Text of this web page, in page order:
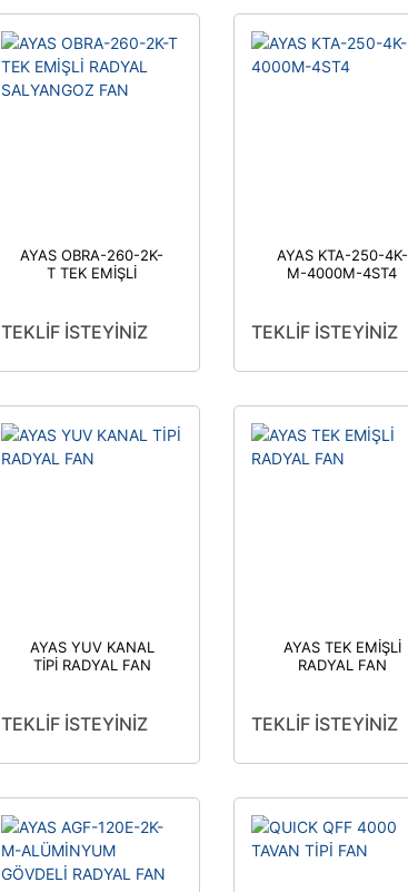
AYAS OBRA-260-2K-
T TEK EMİŞLİ
TEKLİF İSTEYİNİZ
AYAS KTA-250-4K-
M-4000M-4ST4
TEKLİF İSTEYİNİZ
AYAS YUV KANAL
TİPİ RADYAL FAN
TEKLİF İSTEYİNİZ
AYAS TEK EMİŞLİ
RADYAL FAN
TEKLİF İSTEYİNİZ